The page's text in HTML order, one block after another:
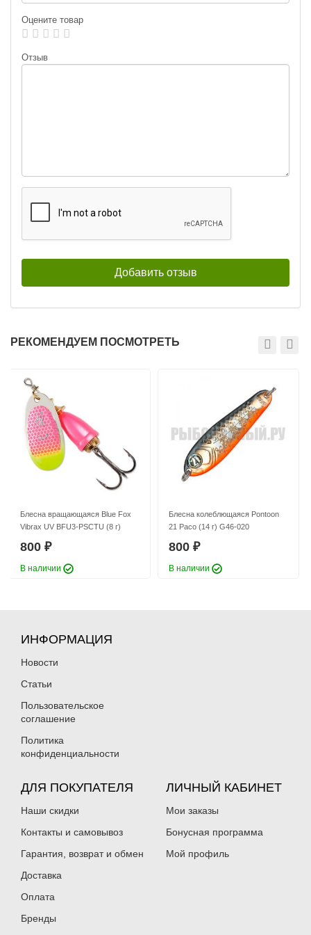
Блесна вращающаяся Blue Fox
Vibrax Glow BFGVS2-GLCH (6 г)
Раскраска:GLCH
Блесна вращающаяся Blue Fox
Vibrax Glow BFGVS2-GLGR (6 г)
Раскраска:GLGR
Оцените товар
Отзыв
РЕКОМЕНДУЕМ ПОСМОТРЕТЬ
Блесна вращающаяся Blue Fox
Vibrax UV BFU3-PSCTU (8 г)
800 ₽
В наличии
Блесна колеблющаяся Pontoon
21 Paco (14 г) G46-020
800 ₽
В наличии
ИНФОРМАЦИЯ
Новости
Статьи
Пользовательское
соглашение
Политика
конфиденциальности
ДЛЯ ПОКУПАТЕЛЯ
Наши скидки
Контакты и самовывоз
Гарантия, возврат и обмен
Доставка
Оплата
Бренды
ЛИЧНЫЙ КАБИНЕТ
Мои заказы
Бонусная программа
Мой профиль